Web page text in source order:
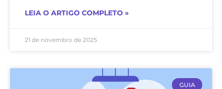
LEIA O ARTIGO COMPLETO »
21 de novembro de 2025
GUIA